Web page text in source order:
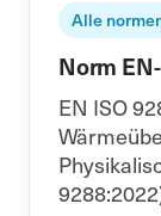
Alle
Norm
EN ISO